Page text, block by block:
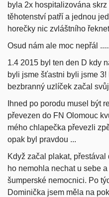
byla 2x hospitalizována
těhotenství patří a jednou
horečky nic zvláštního
Osud nám ale moc nepřál .....
1.4 2015 byl ten den D kdy
byli jsme šťastni byli jsme
bezbranný uzlíček začal
hned po porodu musel být
převezen do FN Olomouc
mého chlapečka převezli
opak byl pravdou ...
Když začal plakat,
ho nemohla nechat u sebe
šumperské nemocnici. Po
Dominička jsem měla na